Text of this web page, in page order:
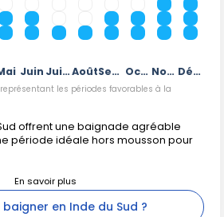
Juin JuilletAoût Septembre Octobre Novembre Décembre
les périodes favorables à la
offrent une baignade agréable
période idéale hors mousson pour
en Inde du Sud ?